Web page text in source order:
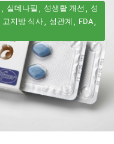
실데나필 성생활 개선
성
고지방 식사 성관계
FDA